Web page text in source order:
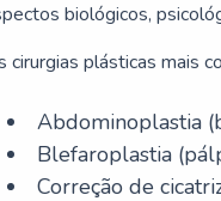
biológicos,
cirurgias plásticas mais
Abdominoplastia
Blefaroplastia
Correção de